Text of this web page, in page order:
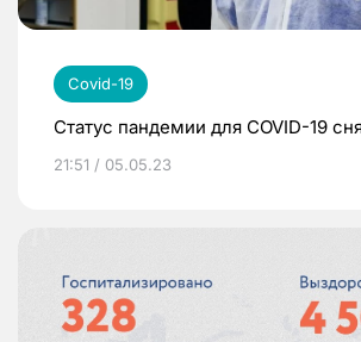
Covid-19
Статус пандемии для COVID-19
21:51 / 05.05.23